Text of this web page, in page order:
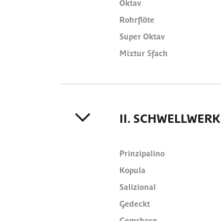
Oktav
Rohrflöte
Super Oktav
Mixtur 5fach
II. SCHWELLWERK
Prinzipalino
Kopula
Salizional
Gedeckt